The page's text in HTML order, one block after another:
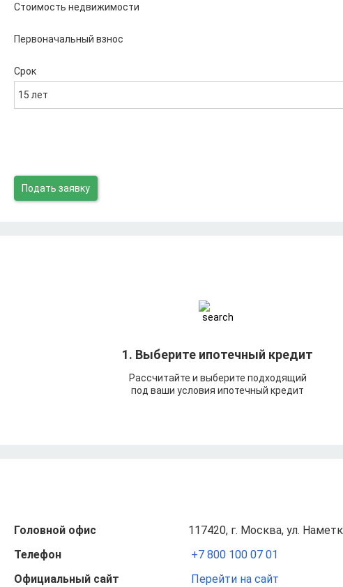
Стоимость недвижимости
Первоначальный взнос
Срок
15 лет
Подать заявку
1. Выберите ипотечный кредит
Рассчитайте и выберите подходящий
под ваши условия ипотечный кредит
Головной офис
117420, г. Москва, ул.
Телефон
+7 800 100 07 01
Официальный сайт
Перейти на сайт